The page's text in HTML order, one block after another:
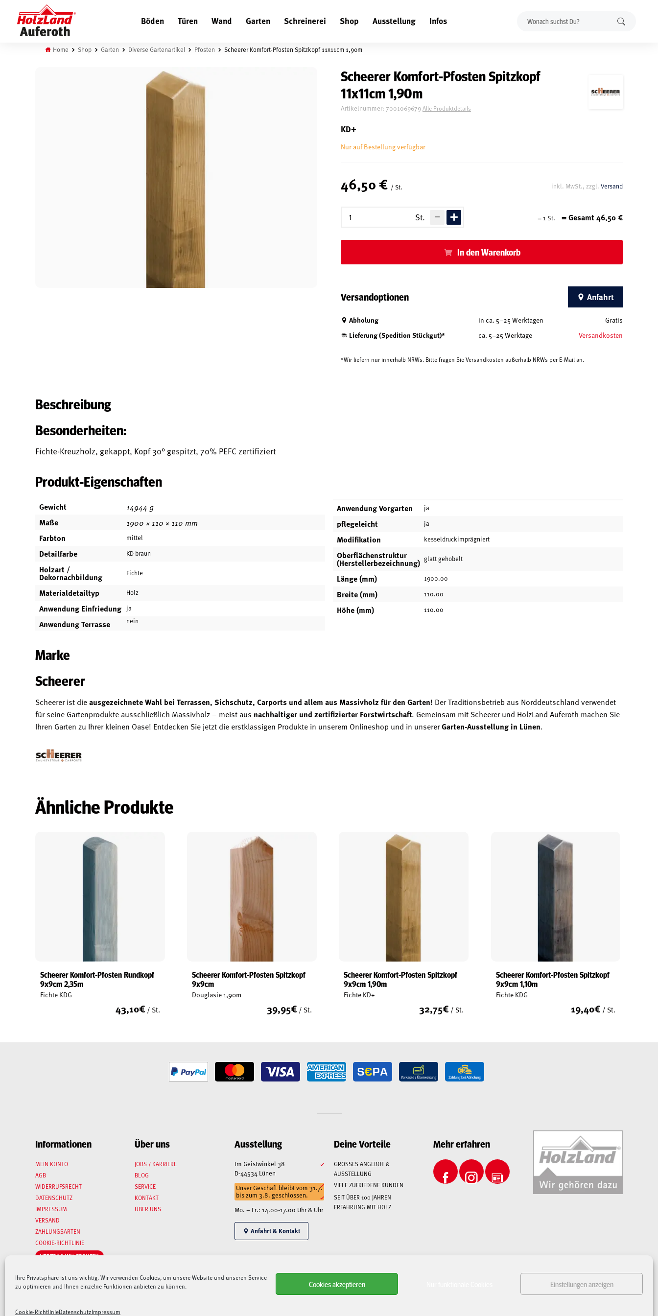
Ihre Privatsphäre ist uns wichtig. Wir verwenden Cookies, um unsere Website und unseren Service
zu optimieren und Ihnen einzelne Funktionen anbieten zu können.
Cookies akzeptieren Einstellungen anzeigen
Cookie-RichtlinieDatenschutzImpressum
Böden Türen Wand Garten Schreinerei Shop Ausstellung Infos
Suchen
Home Shop Garten Diverse Gartenartikel Pfosten Scheerer Komfort-Pfosten Spitzkopf 11x11cm 1,90m
Scheerer Komfort-Pfosten Spitzkopf
11x11cm 1,90m
Artikelnummer: 7001069679Alle Produktdetails
KD+
Nur auf Bestellung verfügbar
46,50 € / St. inkl. MwSt., zzgl. Versand
St. =1 St. = Gesamt46,50€
In den Warenkorb
Versandoptionen Anfahrt
Abholung in ca. 5–25 Werktagen Gratis
Lieferung (Spedition Stückgut)* ca. 5–25 Werktage Versandkosten
*Wir liefern nur innerhalb NRWs. Bitte fragen Sie Versandkosten außerhalb NRWs per E-Mail an.
Beschreibung
Besonderheiten:
Fichte-Kreuzholz, gekappt, Kopf 30° gespitzt, 70% PEFC zertifiziert
Produkt-Eigenschaften
Gewicht 14944 g
Maße 1900 × 110 × 110 mm
Farbton mittel
Detailfarbe KD braun
Holzart /
Dekornachbildung Fichte
Materialdetailtyp Holz
Anwendung Einfriedung ja
Anwendung Terrasse nein
Anwendung Vorgarten ja
pflegeleicht ja
Modifikation kesseldruckimprägniert
Oberflächenstruktur
(Herstellerbezeichnung) glatt gehobelt
Länge (mm) 1900.00
Breite (mm) 110.00
Höhe (mm) 110.00
Marke
Scheerer
Scheerer ist dieausgezeichnete Wahl bei Terrassen, Sichschutz, Carports und allem aus Massivholz für den Garten! Der Traditionsbetrieb aus Norddeutschland verwendet
für seine Gartenprodukte ausschließlich Massivholz – meist aus nachhaltiger und zertifizierter Forstwirtschaft. Gemeinsam mit Scheerer und HolzLand Auferoth machen Sie
Ihren Garten zu Ihrer kleinen Oase! Entdecken Sie jetzt die erstklassigen Produkte in unserem Onlineshop und in unsererGarten-Ausstellung in Lünen.
Ähnliche Produkte
Scheerer Komfort-Pfosten Rundkopf
9x9cm 2,35m
Fichte KDG
43,10€ / St.
Scheerer Komfort-Pfosten Spitzkopf
9x9cm
Douglasie 1,90m
39,95€ / St.
Scheerer Komfort-Pfosten Spitzkopf
9x9cm 1,90m
Fichte KD+
32,75€ / St.
Scheerer Komfort-Pfosten Spitzkopf
9x9cm 1,10m
Fichte KDG
19,40€ / St.
Informationen
MEIN KONTO
AGB
WIDERRUFSRECHT
DATENSCHUTZ
IMPRESSUM
VERSAND
ZAHLUNGSARTEN
COOKIE-RICHTLINIE
VERTRAG WIDERRUFEN
Über uns
JOBS / KARRIERE
BLOG
SERVICE
KONTAKT
ÜBER UNS
Ausstellung
Im Geistwinkel 38
D-44534 Lünen
Unser Geschäft bleibt vom 31.7.
bis zum 3.8. geschlossen.
Mo. – Fr.: 14.00-17.00 Uhr & Uhr
Anfahrt & Kontakt
Deine Vorteile
GROSSES ANGEBOT & A
USSTELLUNG
VIELE ZUFRIEDENE KUNDEN
SEIT ÜBER 100 JAHREN
ERFAHRUNG MIT HOLZ
Mehr erfahren
Alle angegebenen Preise sind Gesamtpreise inkl. MwSt., zzgl. Liefer-/Versandkosten.
Aufgrund der derzeitigen angespannten Lage – sowohl auf dem Weltmarkt, als auch bei Speditionen, Paketdienstleistern und Lieferanten –
kann es aktuell zu immensen Verzögerungen bei Lieferungen kommen